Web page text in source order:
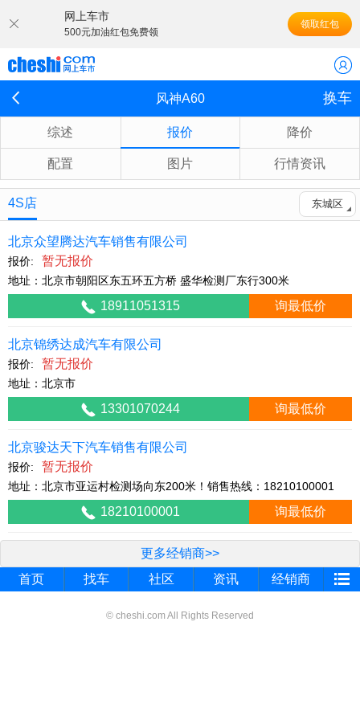
网上车市
500元加油红包免费领
领取红包
风神A60 换车
综述 报价 降价
配置 图片 行情资讯
4S店 东城区
北京众望腾达汽车销售有限公司
报价: 暂无报价
地址：北京市朝阳区东五环五方桥 盛华检测厂东行300米
18911051315 询最低价
北京锦绣达成汽车有限公司
报价: 暂无报价
地址：北京市
13301070244 询最低价
北京骏达天下汽车销售有限公司
报价: 暂无报价
地址：北京市亚运村检测场向东200米！销售热线：18210100001
18210100001 询最低价
更多经销商>>
首页
找车 社区 资讯 经销商
© cheshi.com All Rights Reserved